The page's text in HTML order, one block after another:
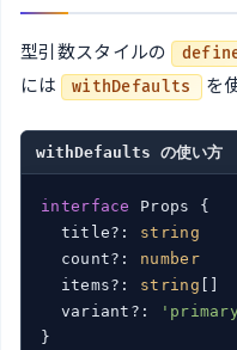
型引数スタイルの
には
withDefaults を
withDefaults の使い方
interface
Props {
  title?:
string
  count?:
number
  items?:
string []
  variant?:
}